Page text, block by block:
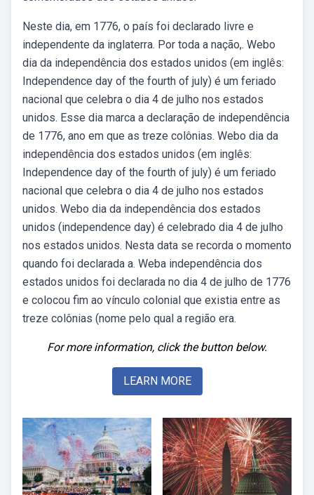
Neste dia, em 1776, o país foi declarado livre e
independente da inglaterra. Por toda a nação,. Webo
dia da independência dos estados unidos (em inglês:
Independence day of the fourth of july) é um feriado
nacional que celebra o dia 4 de julho nos estados
unidos. Esse dia marca a declaração de independência
de 1776, ano em que as treze colônias. Webo dia da
independência dos estados unidos (em inglês:
Independence day of the fourth of july) é um feriado
nacional que celebra o dia 4 de julho nos estados
unidos. Webo dia da independência dos estados
unidos (independence day) é celebrado dia 4 de julho
nos estados unidos. Nesta data se recorda o momento
quando foi declarada a. Weba independência dos
estados unidos foi declarada no dia 4 de julho de 1776
e colocou fim ao vínculo colonial que existia entre as
treze colônias (nome pelo qual a região era.
For more information, click the button below.
LEARN MORE